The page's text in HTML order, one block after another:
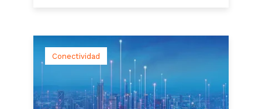
Conectividad